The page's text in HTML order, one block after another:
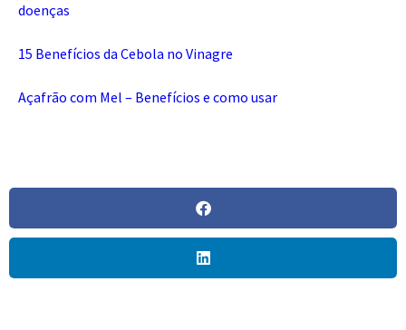
doenças
15 Benefícios da Cebola no Vinagre
Açafrão com Mel – Benefícios e como usar